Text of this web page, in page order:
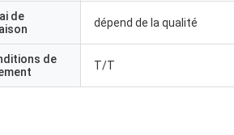
de
dépend de la qualité
de
T/T